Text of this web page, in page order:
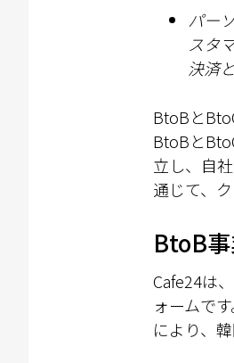
パー
スタ
決済
BtoBと
BtoBと
立し、自
通じて、
BtoB
Cafe24は
ォームで
により、